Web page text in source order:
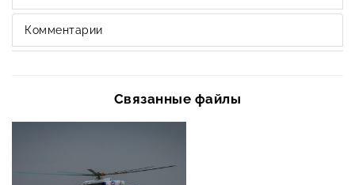
Комментарии
Связанные файлы